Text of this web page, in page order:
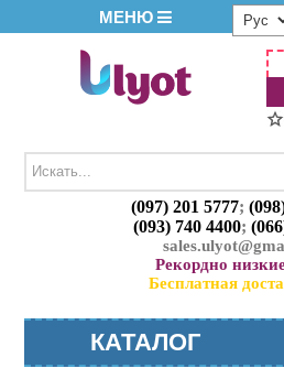
МЕНЮ
(097) 201 5777;
(093) 740 4400;
Рекордно
Бесплатная
КАТАЛОГ